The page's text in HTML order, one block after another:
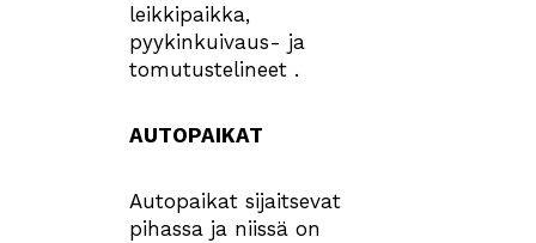
leikkipaikka,
pyykinkuivaus- ja
tomutustelineet .
AUTOPAIKAT
Autopaikat sijaitsevat
pihassa ja niissä on